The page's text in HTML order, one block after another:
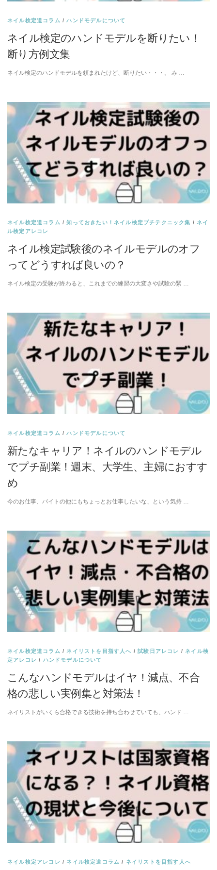
ネイル検定道コラム /ハンドモデルについて
ネイル検定のハンドモデルを断りたい！
断り方例文集
ネイル検定のハンドモデルを頼まれたけど、断りたい・・・。 み …
ネイル検定道コラム /知っておきたい！ネイル検定プチテクニック集 /ネイ
ル検定アレコレ
ネイル検定試験後のネイルモデルのオフ
ってどうすれば良いの？
ネイル検定の受験が終わると、これまでの練習の大変さや試験の緊 …
ネイル検定道コラム /ハンドモデルについて
新たなキャリア！ネイルのハンドモデル
でプチ副業！週末、大学生、主婦におすす
め
今のお仕事、バイトの他にもちょっとお仕事したいな、という気持 …
ネイル検定道コラム /ネイリストを目指す人へ /試験日アレコレ /ネイル検
定アレコレ / ハンドモデルについて
こんなハンドモデルはイヤ！減点、不合
格の悲しい実例集と対策法！
ネイリストがいくら合格できる技術を持ち合わせていても、ハンド …
ネイル検定アレコレ /ネイル検定道コラム / ネイリストを目指す人へ